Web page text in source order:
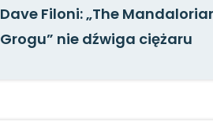
Dave Filoni: „The
Grogu” nie dźwiga ciężaru